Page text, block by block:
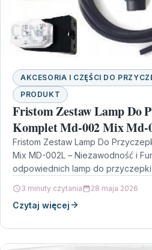
AKCESORIA I CZĘŚCI DO
PRODUKT
Fristom Zestaw Lamp Do
Komplet Md-002 Mix Md-
Fristom Zestaw Lamp Do
Mix MD-002L – Niezawodność i
odpowiednich lamp do
3 minuty czytania 28 maja 2026
Czytaj więcej